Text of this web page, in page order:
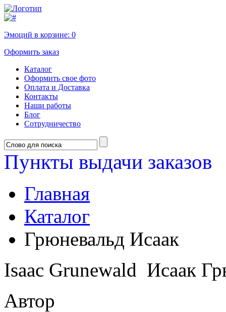
Эмоций в корзине: 0
Оформить заказ
Каталог
Оформить свое фото
Оплата и Доставка
Контакты
Наши работы
Блог
Сотрудничество
Пункты выдачи заказов
Главная
Каталог
Грюневальд Исаак
Isaac Grunewald Исаак
Автор